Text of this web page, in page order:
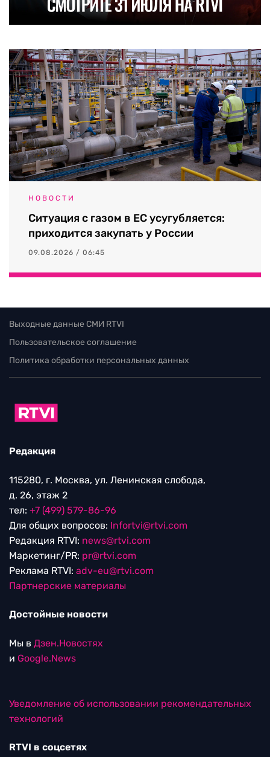
НОВОСТИ
Ситуация с газом в ЕС усугубляется:
приходится закупать у России
09.08.2026 / 06:45
Выходные данные СМИ RTVI
Пользовательское соглашение
Политика обработки персональных данных
Редакция
115280, г. Москва, ул. Ленинская слобода,
д. 26, этаж 2
тел: +7 (499) 579-86-96
Для общих вопросов: Infortvi@rtvi.com
Редакция RTVI: news@rtvi.com
Маркетинг/PR: pr@rtvi.com
Реклама RTVI: adv-eu@rtvi.com
Партнерские материалы
Достойные новости
Мы в Дзен.Новостях
и Google.News
Уведомление об использовании рекомендательных
технологий
RTVI в соцсетях